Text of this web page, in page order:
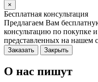
×
Бесплатная консультация
Предлагаем Вам
консультацию по покупке
представленных на нашем
Заказать Закрыть
О нас пишут